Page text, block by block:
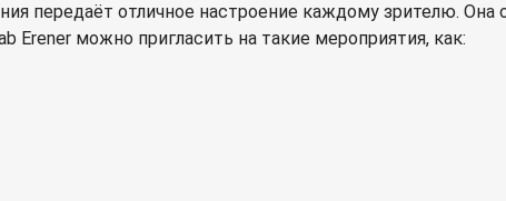
передаёт отличное настроение каждому зрителю. Она
Erener можно пригласить на такие мероприятия, как: